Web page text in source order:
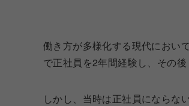
働き方が多様化する現代におい
で正社員を2年間経験し、その
しかし、当時は正社員にならな